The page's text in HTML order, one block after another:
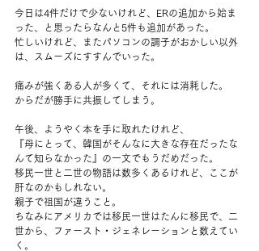
今日は4件だけで少ないけれど、ERの追加から始ま
った、と思ったらなんと5件も追加があった。
忙しいけれど、またパソコンの調子がおかしい以外
は、スムーズにすすんでいった。
痛みが強くある人が多くて、それには消耗した。
からだが勝手に共振してしまう。
午後、ようやく本を手に取れたけれど、
『母にとって、韓国がそんなに大きな存在だったな
んて知らなかった』の一文でもうだめだった。
移民一世と二世の物語は数多くあるけれど、ここが
肝なのかもしれない。
親子で祖国が違うこと。
ちなみにアメリカでは移民一世はたんに移民で、二
世から、ファースト・ジェネレーションと数えてい
く。